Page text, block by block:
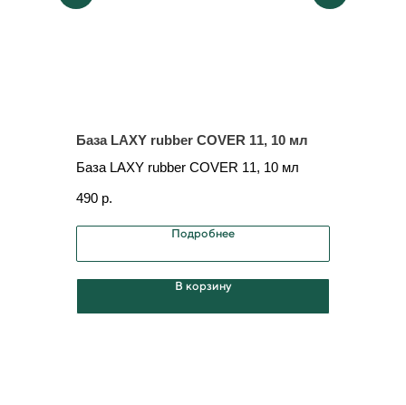
База LAXY rubber COVER 11, 10 мл
База LAXY rubber COVER 11, 10 мл
490 р.
Подробнее
В корзину